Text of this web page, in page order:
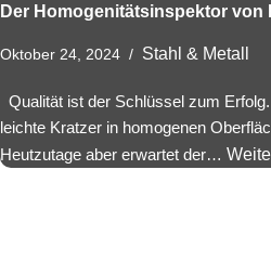
Der Homogenitätsinspektor von
Oktober 24, 2024 Stahl & Metall
Qualität ist der Schlüssel zum
leichte Kratzer in homogenen
Heutzutage aber erwartet der…